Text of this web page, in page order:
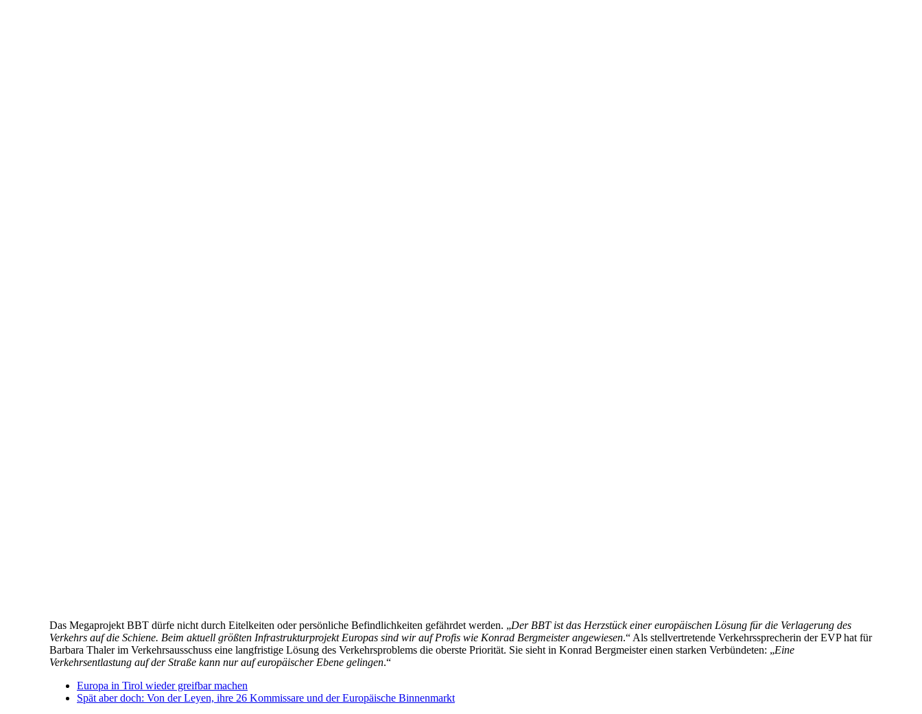
Das Megaprojekt BBT dürfe nicht durch Eitelkeiten oder persönliche Befindlichkeiten gefährdet werden. „Der BBT ist das Herzstück einer europäischen Lösung für die Verlagerung des
Verkehrs auf die Schiene. Beim aktuell größten Infrastrukturprojekt Europas sind wir auf Profis wie Konrad Bergmeister angewiesen.“ Als stellvertretende Verkehrssprecherin der EVP hat für
Barbara Thaler im Verkehrsausschuss eine langfristige Lösung des Verkehrsproblems die oberste Priorität. Sie sieht in Konrad Bergmeister einen starken Verbündeten: „Eine
Verkehrsentlastung auf der Straße kann nur auf europäischer Ebene gelingen.“
Europa in Tirol wieder greifbar machen
Spät aber doch: Von der Leyen, ihre 26 Kommissare und der Europäische Binnenmarkt